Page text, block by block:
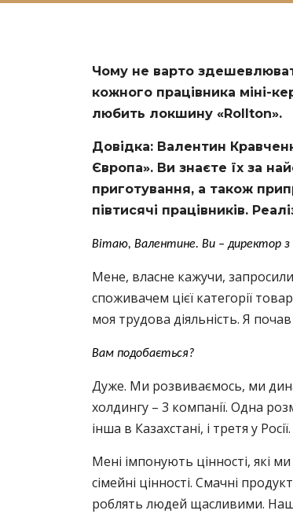
Чому не варто
кожного працівника міні-
любить локшину «Rollton».
Довідка: Валентин
Європа». Ви знаєте їх за
приготування, а також
півтисячі працівників.
Вітаю, Валентине. Ви – директор
Мене, власне кажучи,
споживачем цієї категорії
моя трудова діяльність. Я
Вам подобається?
Дуже. Ми розвиваємось, ми
холдингу – 3 компанії. Одна
інша в Казахстані, і третя у Росії.
Мені імпонують цінності, які
сімейні цінності. Смачні
роблять людей щасливими.